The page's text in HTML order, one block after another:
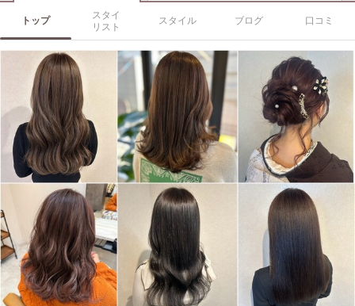
トップ
スタイ
リスト
スタイル ブログ 口コミ